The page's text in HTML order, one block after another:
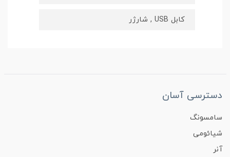
کابل USB , شارژر
دسترسی آسان
سامسونگ
شیائومی
آنر